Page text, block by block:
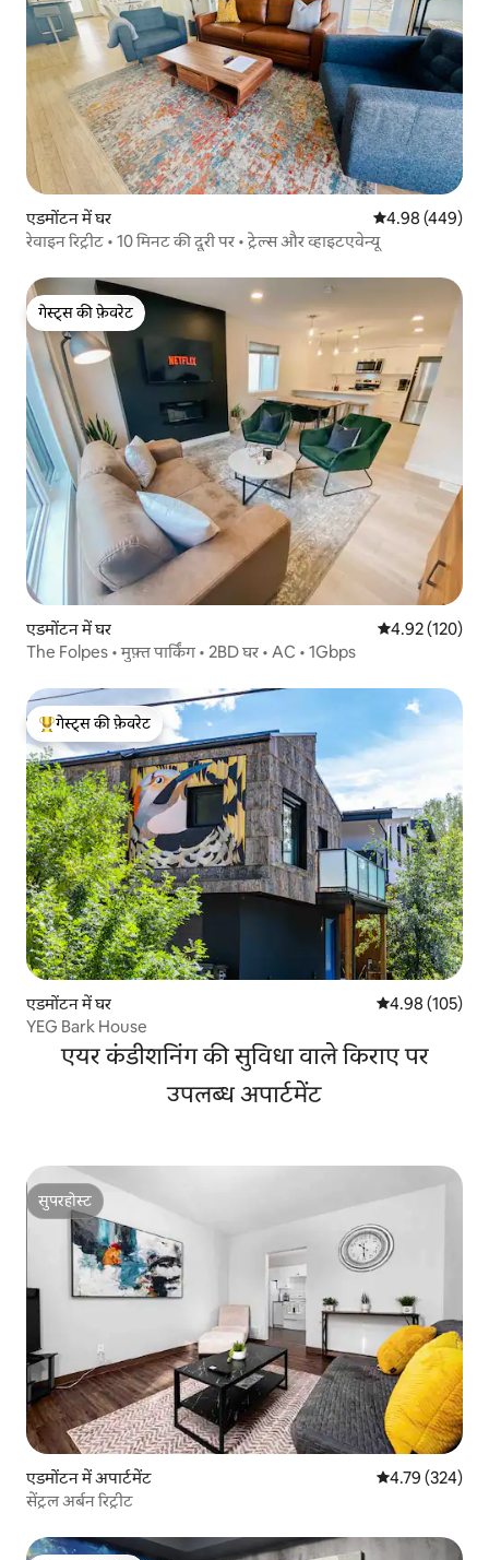
एडमोंटन में घर औसत रेटिंग 5 में से
4.98 (449)
रेवाइन रिट्रीट • 10 मिनट की दूरी पर • ट्रेल्स और व्हाइटएवेन्यू
गेस्ट्स की फ़ेवरेट
गेस्ट्स की फ़ेवरेट
एडमोंटन में घर औसत रेटिंग 5 में से
4.92 (120)
The Folpes • मुफ़्त पार्किंग • 2BD घर • AC • 1Gbps
गेस्ट्स का टॉप फ़ेवरेट
गेस्ट्स की फ़ेवरेट
एडमोंटन में घर औसत रेटिंग 5 में से
4.98 (105)
YEG Bark House
एयर कंडीशनिंग की सुविधा वाले किराए पर
उपलब्ध अपार्टमेंट
सुपरहोस्ट
सुपरहोस्ट
एडमोंटन में अपार्टमेंट औसत रेटिंग 5 में से
4.79 (324)
सेंट्रल अर्बन रिट्रीट